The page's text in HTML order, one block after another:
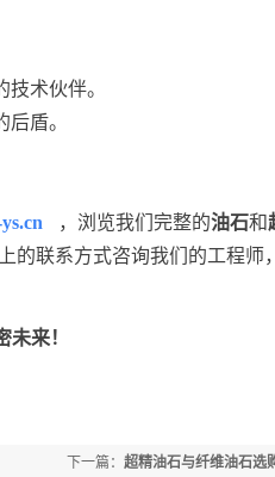
术伙伴。
盾。
，浏览我们完整的油石和
的联系方式咨询我们的工程师
来！
下一篇： 超精油石与纤维油石选